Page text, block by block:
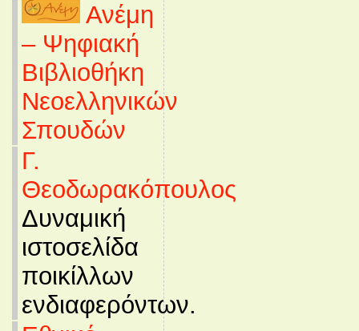
Ανέμη
– Ψηφιακή
Βιβλιοθήκη
Νεοελληνικών
Σπουδών
Γ.
Θεοδωρακόπουλος
Δυναμική
ιστοσελίδα
ποικίλλων
ενδιαφερόντων.